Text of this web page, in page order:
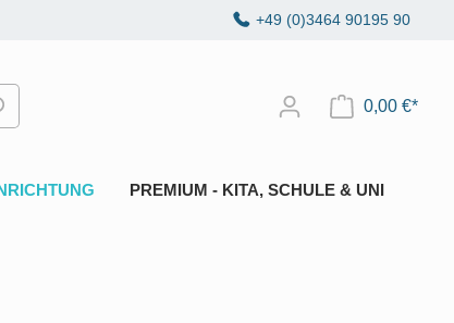
+49 (0)3464 90195 90
0,00 €*
PREMIUM - KITA, SCHULE & UNI